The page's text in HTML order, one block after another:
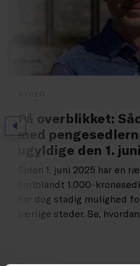
Forrige
Få overblikket:
med
ugyldige den 1.
Siden 1. juni 2025 har en
heriblandt 1.000-
har dog stadig mulighed
særlige steder. Se,